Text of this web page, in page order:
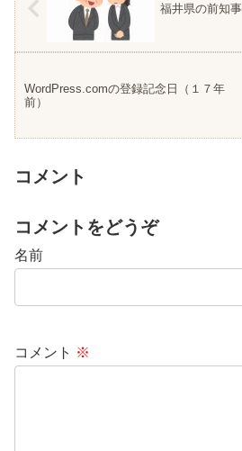
福井県の前知
WordPress.comの登録記念日（１７年
前）
コメント
コメントをどうぞ
名前
コメント ※